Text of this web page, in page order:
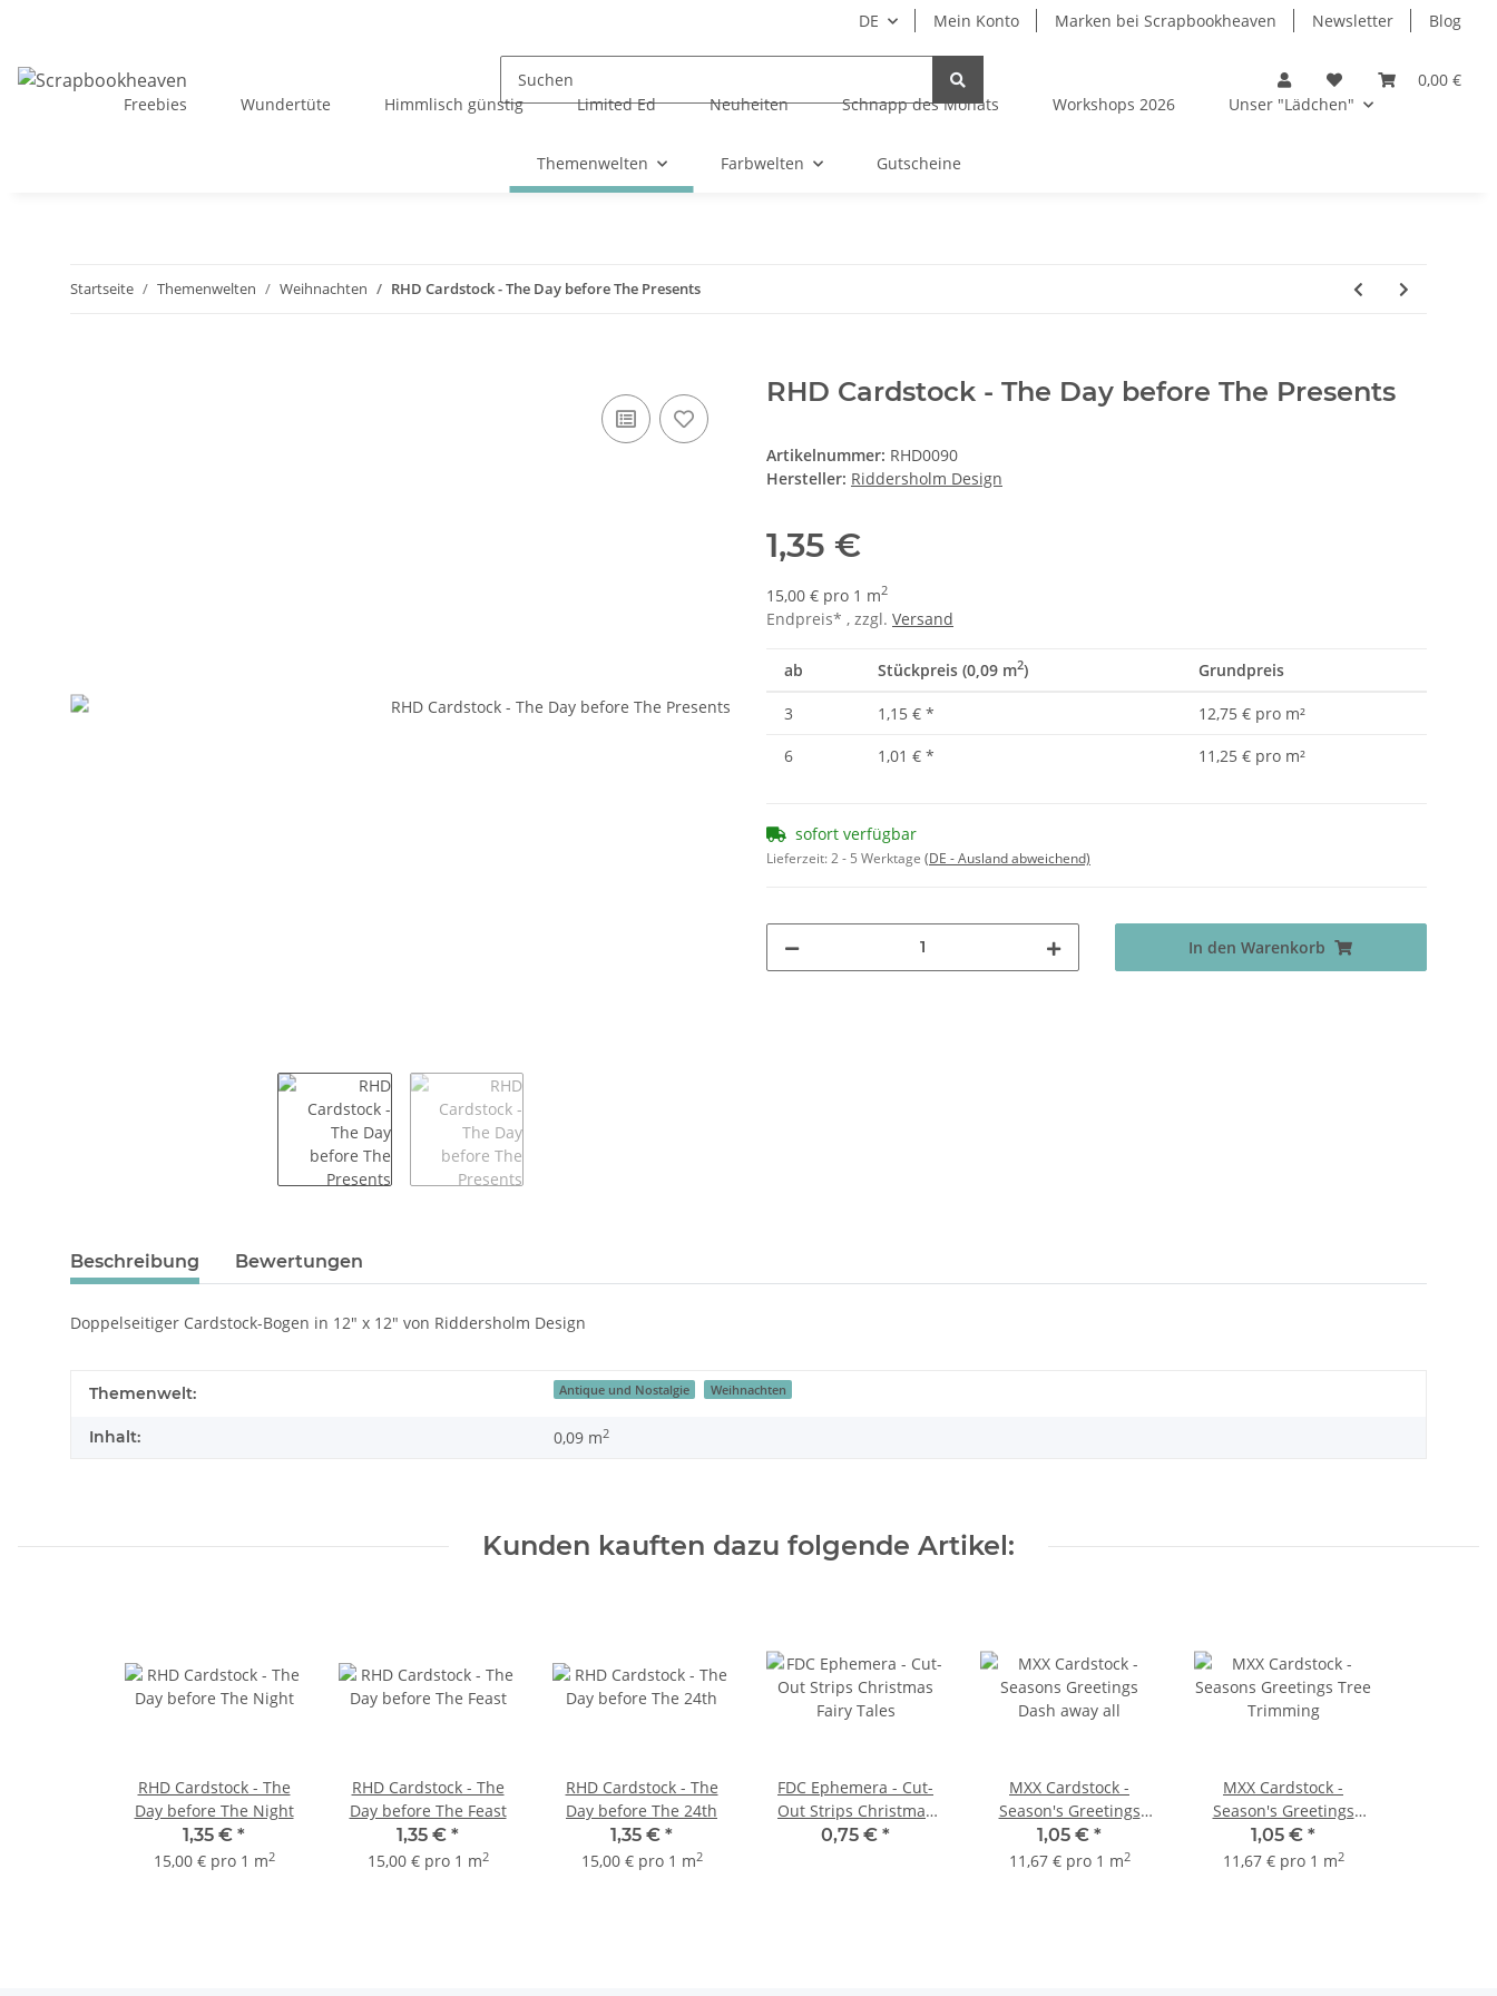
DE Mein Konto Marken bei Scrapbookheaven Newsletter Blog
0,00 €
Freebies
Wundertüte Himmlisch günstig Limited Ed Neuheiten Schnapp des Monats Workshops 2026 Unser "Lädchen"
Themenwelten Farbwelten Gutscheine
Startseite Themenwelten Weihnachten RHD Cardstock - The Day before The Presents
RHD Cardstock - The Day before The Presents
Artikelnummer: RHD0090
Hersteller: Riddersholm Design
1,35 €
15,00 € pro 1 m2
Endpreis* , zzgl. Versand
ab Stückpreis (0,09 m2) Grundpreis
3 1,15 € *
12,75 € pro m²
6
1,01 € * 11,25 € pro m²
sofort verfügbar
Lieferzeit:2 - 5 Werktage (DE - Ausland abweichend)
In den Warenkorb
Beschreibung Bewertungen
Doppelseitiger Cardstock-Bogen in 12" x 12" von Riddersholm Design
Themenwelt: Antique und Nostalgie Weihnachten
Inhalt: 0,09 m2
Kunden kauften dazu folgende Artikel:
RHD Cardstock - The
Day before The Night
1,35 € *
15,00 € pro 1 m2
RHD Cardstock - The
Day before The Feast
1,35 € *
15,00 € pro 1 m2
RHD Cardstock - The
Day before The 24th
1,35 € *
15,00 € pro 1 m2
FDC Ephemera - Cut-
Out Strips Christmas
Fairy Tales
0,75 € *
MXX Cardstock -
Season's Greetings
Dash away all
1,05 € *
11,67 € pro 1 m2
MXX Cardstock -
Season's Greetings
Tree Trimming
1,05 € *
11,67 € pro 1 m2